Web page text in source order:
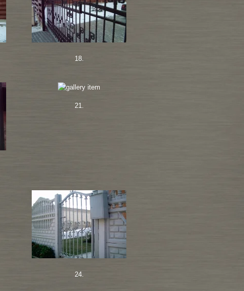
18.
21.
24.